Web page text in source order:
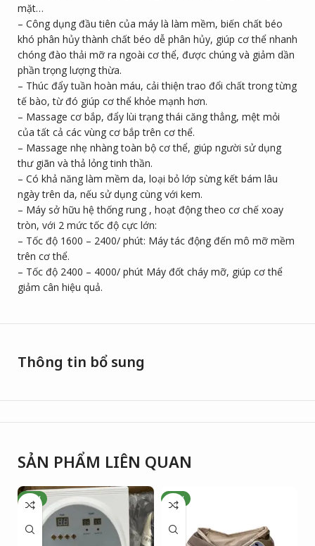
mặt…
– Công dụng đầu tiên của máy là làm mềm, biến chất béo
khó phân hủy thành chất béo dễ phân hủy, giúp cơ thể nhanh
chóng đào thải mỡ ra ngoài cơ thể, được chúng và giảm dần
phần trọng lượng thừa.
– Thúc đẩy tuần hoàn máu, cải thiện trao đổi chất trong từng
tế bào, từ đó giúp cơ thể khỏe mạnh hơn.
– Massage cơ bắp, đẩy lùi trạng thái căng thẳng, mệt mỏi
của tất cả các vùng cơ bắp trên cơ thể.
– Massage nhẹ nhàng toàn bộ cơ thể, giúp người sử dụng
thư giãn và thả lỏng tinh thần.
– Có khả năng làm mềm da, loại bỏ lớp sừng kết bám lâu
ngày trên da, nếu sử dụng cùng với kem.
– Máy sở hữu hệ thống rung , hoạt động theo cơ chế xoay
tròn, với 2 mức tốc độ cực lớn:
– Tốc độ 1600 – 2400/ phút: Máy tác động đến mô mỡ mềm
trên cơ thể.
– Tốc độ 2400 – 4000/ phút Máy đốt cháy mỡ, giúp cơ thể
giảm cân hiệu quả.
Thông tin bổ sung
SẢN PHẨM LIÊN QUAN
NEW NEW